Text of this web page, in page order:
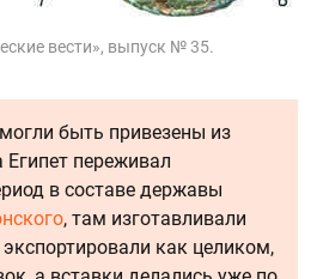
вести», выпуск № 35.
быть привезены из
Египет переживал
в составе державы
, там изготавливали
как целиком,